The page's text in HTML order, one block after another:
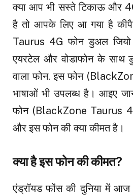
क्या आप भी सस्ते टिकाऊ और
है तो आपके लिए आ गया है
Taurus 4G फोन डुअल जियो
एयरटेल और वोडाफोन के साथ
वाला फोन. इस फोन
भाषाओं भी उपलब्ध है। आइए
फोन (BlackZone Taurus
और इस फोन की क्या कीमत है।
क्या है इस फोन की कीमत?
एंड्रॉयड फोंस की दुनिया में